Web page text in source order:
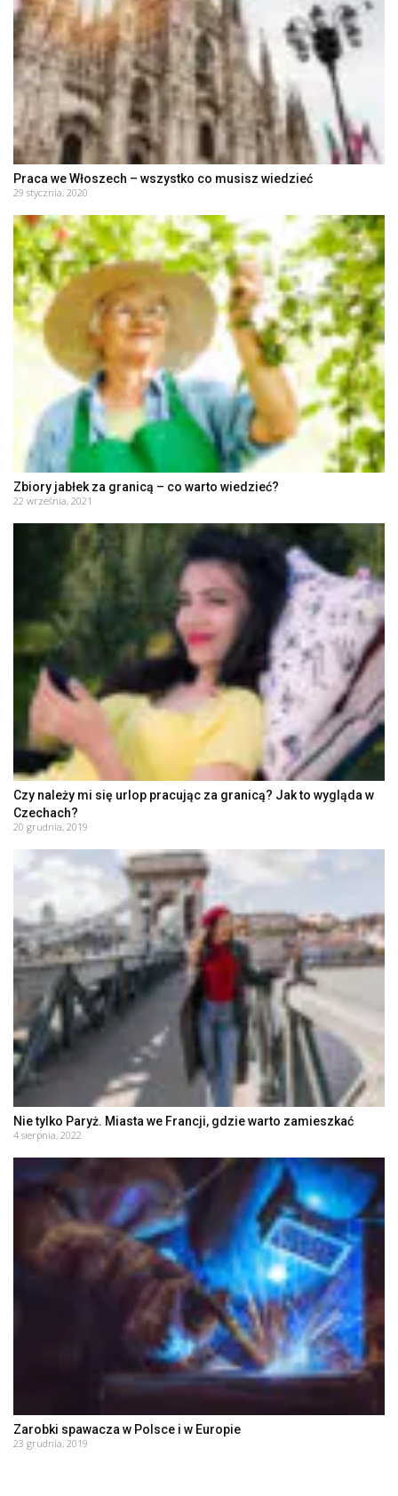
Praca we Włoszech – wszystko co musisz wiedzieć
29 stycznia, 2020
Zbiory jabłek za granicą – co warto wiedzieć?
22 września, 2021
Czy należy mi się urlop pracując za granicą? Jak to wygląda w
Czechach?
20 grudnia, 2019
Nie tylko Paryż. Miasta we Francji, gdzie warto zamieszkać
4 sierpnia, 2022
Zarobki spawacza w Polsce i w Europie
23 grudnia, 2019